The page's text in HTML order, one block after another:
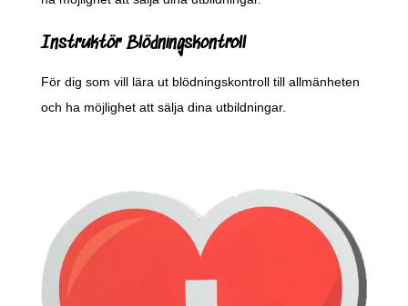
Instruktör Blödningskontroll
För dig som vill lära ut blödningskontroll till allmänheten
och ha möjlighet att sälja dina utbildningar.